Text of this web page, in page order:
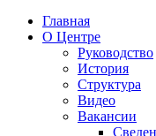
Главная
О Центре
Руководство
История
Структура
Видео
Вакансии